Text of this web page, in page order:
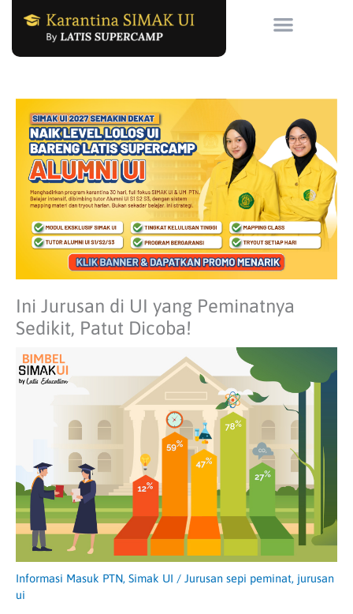
Ini Jurusan di UI yang Peminatnya
Sedikit, Patut Dicoba!
Informasi Masuk PTN, Simak UI / Jurusan sepi peminat, jurusan
ui